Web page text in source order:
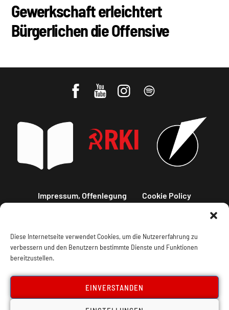
Diese Internetseite verwendet Cookies, um die Nutzererfahrung zu
verbessern und den Benutzern bestimmte Dienste und Funktionen
bereitzustellen.
EINVERSTANDEN
Gewerkschaft erleichtert
Bürgerlichen die Offensive
Impressum, Offenlegung Cookie Policy